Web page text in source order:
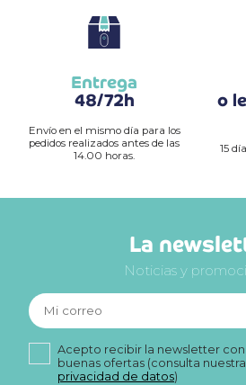
Entrega
48/72h
Envío en el mismo día para los
pedidos realizados antes de las
14.00 horas.
o
15
La
Noticias y
Acepto recibir la newsletter
buenas ofertas (consulta nuestra
privacidad de datos)